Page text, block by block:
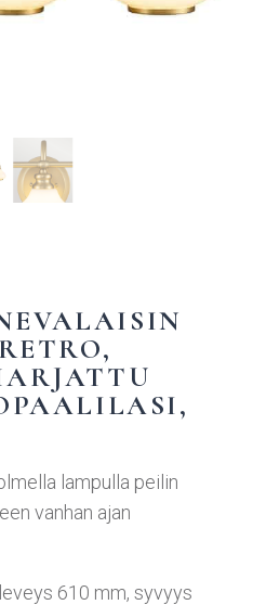
lampulla peilin
vanhan ajan
610 mm, syvyys